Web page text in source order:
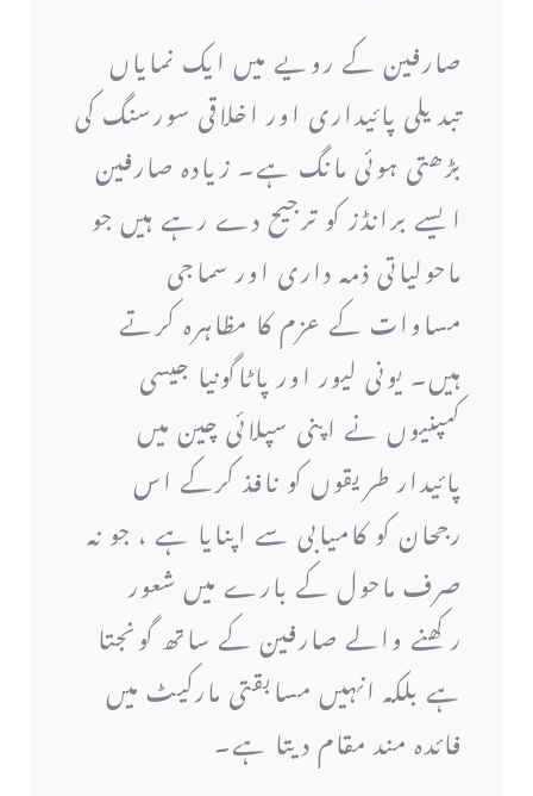
صارفین کے رویے میں ایک نمایاں
تبدیلی پائیداری اور اخلاقی سورسنگ کی
بڑھتی ہوئی مانگ ہے۔ زیادہ صارفین
ایسے برانڈز کو ترجیح دے رہے ہیں جو
ماحولیاتی ذمہ داری اور سماجی
مساوات کے عزم کا مظاہرہ کرتے
ہیں۔ یونی لیور اور پاٹاگونیا جیسی
کمپنیوں نے اپنی سپلائی چین میں
پائیدار طریقوں کو نافذ کرکے اس
رجحان کو کامیابی سے اپنایا ہے ، جو نہ
صرف ماحول کے بارے میں شعور
رکھنے والے صارفین کے ساتھ گونجتا
ہے بلکہ انہیں مسابقتی مارکیٹ میں
فائدہ مند مقام دیتا ہے۔